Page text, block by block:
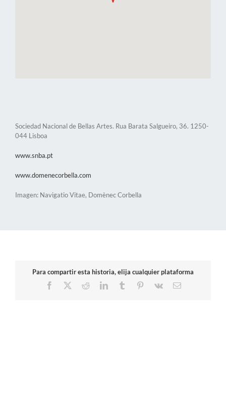
Sociedad Nacional de Bellas Artes. Rua Barata Salgueiro, 36. 1250-
044 Lisboa
www.snba.pt
www.domenecorbella.com
Imagen: Navigatio Vitae, Domènec Corbella
Para compartir esta historia, elija cualquier plataforma
Facebook
RedditLinkedInTumblr Pinterest
Vk
Correo